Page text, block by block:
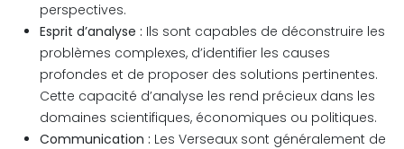
perspectives.
Esprit d’analyse : Ils sont capables de déconstruire les
problèmes complexes, d’identifier les causes
profondes et de proposer des solutions pertinentes.
Cette capacité d’analyse les rend précieux dans les
domaines scientifiques, économiques ou politiques.
Communication : Les Verseaux sont généralement de